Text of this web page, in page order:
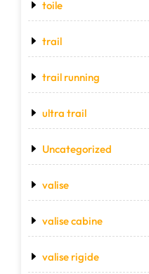
toile
trail
trail running
ultra trail
Uncategorized
valise
valise cabine
valise rigide